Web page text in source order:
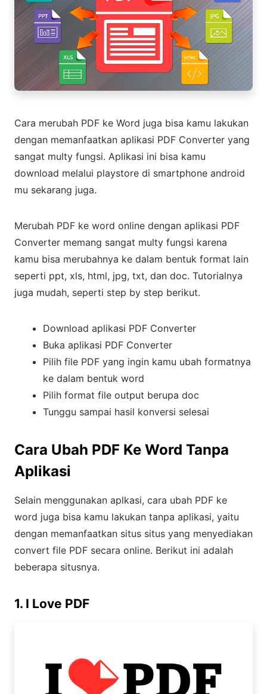
Cara merubah PDF ke Word juga bisa kamu lakukan
dengan memanfaatkan aplikasi PDF Converter yang
sangat multy fungsi. Aplikasi ini bisa kamu
download melalui playstore di smartphone android
mu sekarang juga.
Merubah PDF ke word online dengan aplikasi PDF
Converter memang sangat multy fungsi karena
kamu bisa merubahnya ke dalam bentuk format lain
seperti ppt, xls, html, jpg, txt, dan doc. Tutorialnya
juga mudah, seperti step by step berikut.
Download aplikasi PDF Converter
Buka aplikasi PDF Converter
Pilih file PDF yang ingin kamu ubah formatnya
ke dalam bentuk word
Pilih format file output berupa doc
Tunggu sampai hasil konversi selesai
Cara Ubah PDF Ke Word Tanpa
Aplikasi
Selain menggunakan aplkasi, cara ubah PDF ke
word juga bisa kamu lakukan tanpa aplikasi, yaitu
dengan memanfaatkan situs situs yang menyediakan
convert file PDF secara online. Berikut ini adalah
beberapa situsnya.
1. I Love PDF